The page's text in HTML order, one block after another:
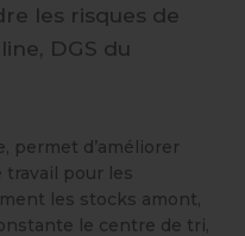
les risques de
DGS du
permet d’améliorer
pour les
les stocks amont,
le centre de tri,